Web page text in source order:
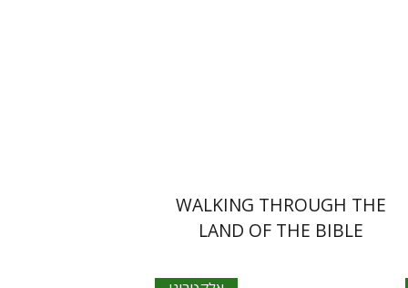
WALKING THROUGH THE
LAND OF THE BIBLE